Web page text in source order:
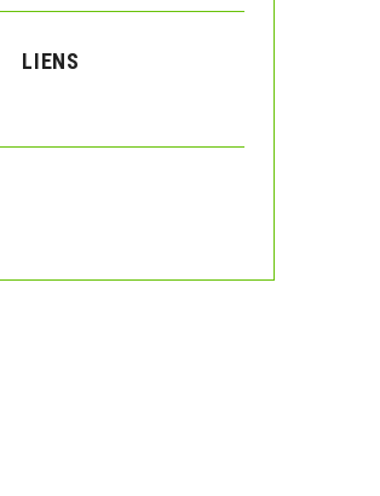
LIENS